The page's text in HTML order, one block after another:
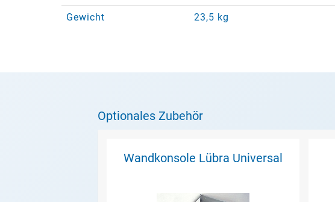
Gewicht 23,5 kg
Optionales Zubehör
Wandkonsole Lübra Universal